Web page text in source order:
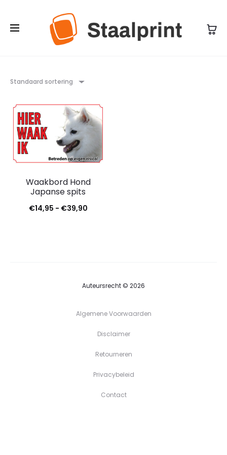
Standaard sortering
Waakbord Hond
Japanse spits
€14,95 - €39,90Prijsklasse:
Auteursrecht © 2026
Algemene Voorwaarden
Disclaimer
Retourneren
Privacybeleid
Contact